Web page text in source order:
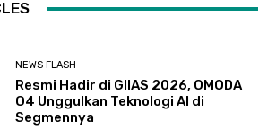
NEWS FLASH
Resmi Hadir di GIIAS 2026, OMODA
O4 Unggulkan Teknologi AI di
Segmennya